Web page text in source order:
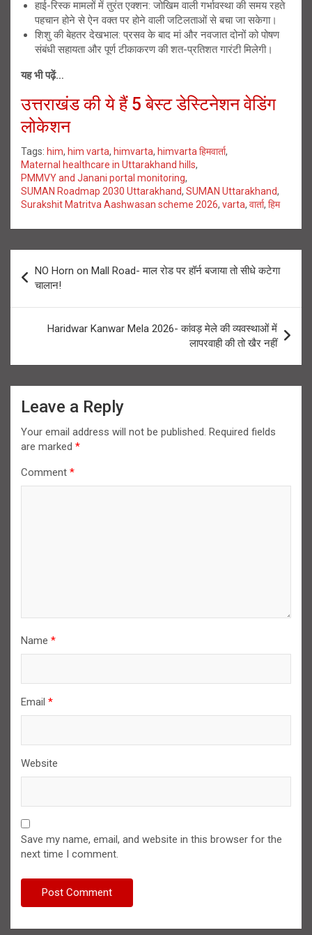
हाई-रिस्क मामलों में तुरंत एक्शन: जोखिम वाली गर्भावस्था की समय रहते
पहचान होने से ऐन वक्त पर होने वाली जटिलताओं से बचा जा सकेगा।
शिशु की बेहतर देखभाल: प्रसव के बाद मां और नवजात दोनों को पोषण
संबंधी सहायता और पूर्ण टीकाकरण की शत-प्रतिशत गारंटी मिलेगी।
यह भी पढ़ें…
उत्तराखंड की ये हैं 5 बेस्ट डेस्टिनेशन वेडिंग
लोकेशन
Tags: him, him varta, himvarta, himvarta हिमवार्ता,
Maternal healthcare in Uttarakhand hills,
PMMVY and Janani portal monitoring,
SUMAN Roadmap 2030 Uttarakhand, SUMAN Uttarakhand,
Surakshit Matritva Aashwasan scheme 2026, varta, वार्ता, हिम
navigation
NO Horn on Mall Road- माल रोड पर हॉर्न बजाया तो सीधे कटेगा
चालान!
Haridwar Kanwar Mela 2026- कांवड़ मेले की व्यवस्थाओं में
लापरवाही की तो खैर नहीं
Leave a Reply
Your email address will not be published. Required fields
are marked *
Comment *
Name *
Email *
Website
Save my name, email, and website in this browser for the
next time I comment.